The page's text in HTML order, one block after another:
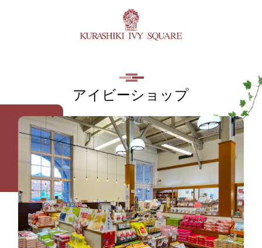
アイビーショップ